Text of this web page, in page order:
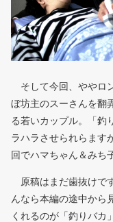
そして今回、ややロ
ぼ坊主のスーさんを翻
る若いカップル。「釣
ラハラさせられらます
回でハマちゃん＆みち
原稿はまだ歯抜けで
んなら本編の途中から
くれるのが「釣りバカ